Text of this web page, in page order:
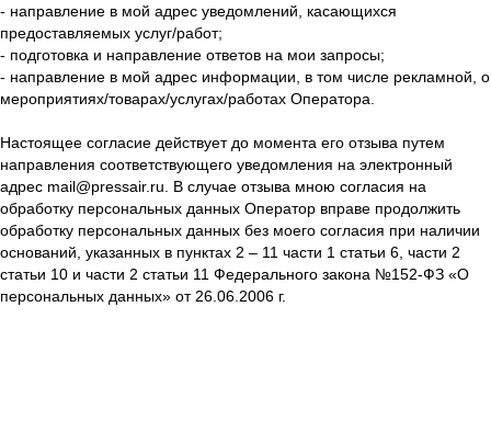
- направление в мой адрес уведомлений, касающихся
предоставляемых услуг/работ;
- подготовка и направление ответов на мои запросы;
- направление в мой адрес информации, в том числе рекламной, о
мероприятиях/товарах/услугах/работах Оператора.
Настоящее согласие действует до момента его отзыва путем
направления соответствующего уведомления на электронный
адрес mail@pressair.ru. В случае отзыва мною согласия на
обработку персональных данных Оператор вправе продолжить
обработку персональных данных без моего согласия при наличии
оснований, указанных в пунктах 2 – 11 части 1 статьи 6, части 2
статьи 10 и части 2 статьи 11 Федерального закона №152-ФЗ «О
персональных данных» от 26.06.2006 г.